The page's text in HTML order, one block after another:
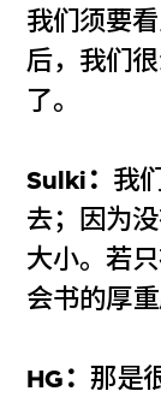
我们须要
后，我们
了。
Sulki： 我
去；因为
大小。若
会书的厚重
HG：那是